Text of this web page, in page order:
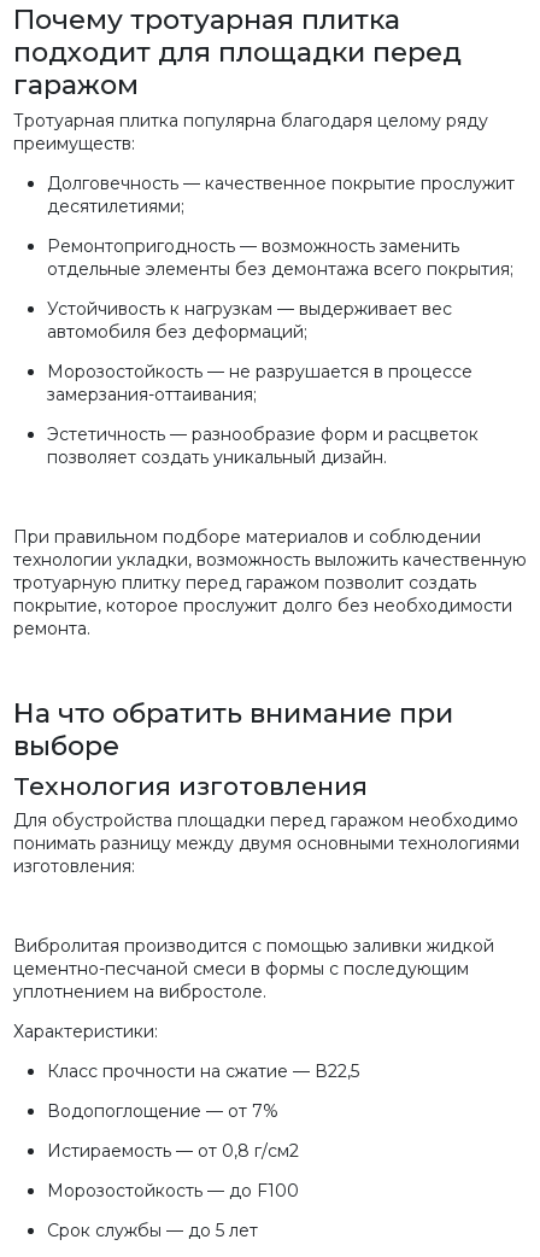
Почему тротуарная плитка
подходит для площадки перед
гаражом
Тротуарная плитка популярна благодаря целому ряду
преимуществ:
Долговечность — качественное покрытие прослужит
десятилетиями;
Ремонтопригодность — возможность заменить
отдельные элементы без демонтажа всего покрытия;
Устойчивость к нагрузкам — выдерживает вес
автомобиля без деформаций;
Морозостойкость — не разрушается в процессе
замерзания-оттаивания;
Эстетичность — разнообразие форм и расцветок
позволяет создать уникальный дизайн.
При правильном подборе материалов и соблюдении
технологии укладки, возможность выложить качественную
тротуарную плитку перед гаражом позволит создать
покрытие, которое прослужит долго без необходимости
ремонта.
На что обратить внимание при
выборе
Технология изготовления
Для обустройства площадки перед гаражом необходимо
понимать разницу между двумя основными технологиями
изготовления:
Вибролитая производится с помощью заливки жидкой
цементно-песчаной смеси в формы с последующим
уплотнением на вибростоле.
Характеристики:
Класс прочности на сжатие — В22,5
Водопоглощение — от 7%
Истираемость — от 0,8 г/см2
Морозостойкость — до F100
Срок службы — до 5 лет